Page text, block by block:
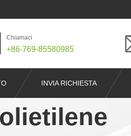
Chiamaci
+86-769-85580985
INVIA RICHIESTA